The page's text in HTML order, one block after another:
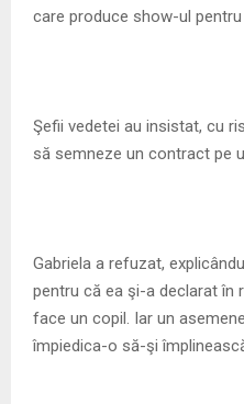
care produce show-ul pentru
Şefii vedetei au insistat, cu
să semneze un contract pe
Gabriela a refuzat,
pentru că ea şi-a declarat în
face un copil. Iar un
împiedica-o să-şi